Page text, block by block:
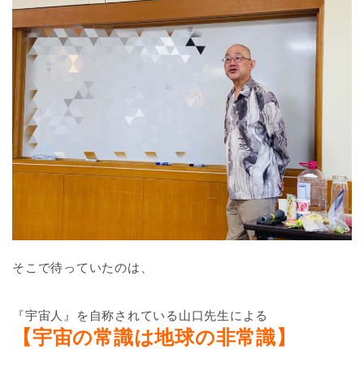
そこで待っていたのは、
『宇宙人』を自称されている山口先生による
【宇宙の常識は地球の非常識】